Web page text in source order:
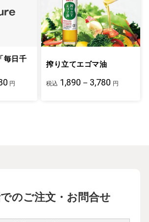
毎日千
円
搾り立てエゴマ油
税込 1,890－3,780 円
のご注文・お問合せ